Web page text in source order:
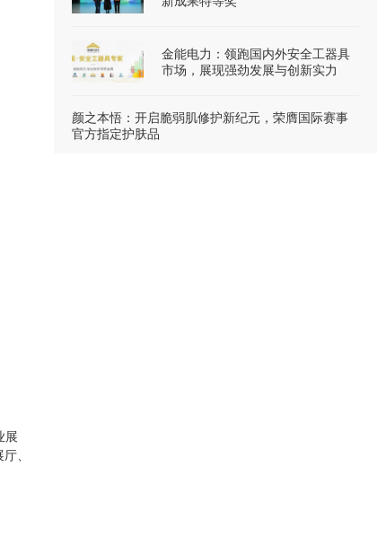
展
、
金能电力：领跑国内外安全工器具
市场，展现强劲发展与创新实力
颜之本悟：开启脆弱肌修护新纪元，荣膺国际赛事
官方指定护肤品